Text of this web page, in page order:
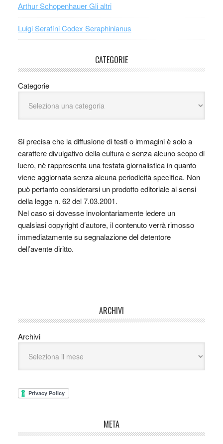
Arthur Schopenhauer Gli altri
Luigi Serafini Codex Seraphinianus
CATEGORIE
Categorie
Si precisa che la diffusione di testi o immagini è solo a
carattere divulgativo della cultura e senza alcuno scopo di
lucro, nè rappresenta una testata giornalistica in quanto
viene aggiornata senza alcuna periodicità specifica. Non
può pertanto considerarsi un prodotto editoriale ai sensi
della legge n. 62 del 7.03.2001.
Nel caso si dovesse involontariamente ledere un
qualsiasi copyright d’autore, il contenuto verrà rimosso
immediatamente su segnalazione del detentore
dell’avente diritto.
ARCHIVI
Archivi
META